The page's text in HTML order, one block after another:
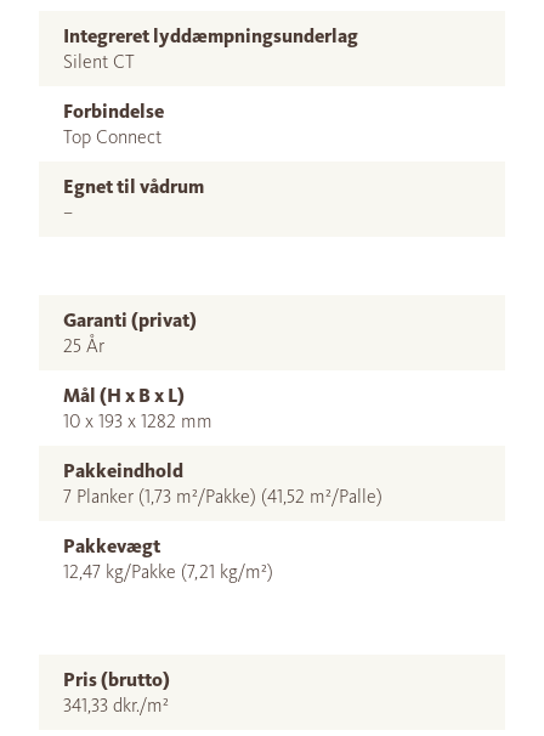
Integreret lyddæmpningsunderlag
Silent CT
Forbindelse
Top Connect
Egnet til vådrum
–
Garanti (privat)
25 År
Mål (H x B x L)
10 x 193 x 1282 mm
Pakkeindhold
7 Planker (1,73 m²/Pakke) (41,52 m²/Palle)
Pakkevægt
12,47 kg/Pakke (7,21 kg/m²)
Pris (brutto)
341,33 dkr./m²